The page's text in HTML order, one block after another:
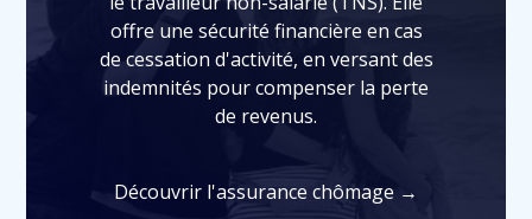
offre une sécurité financière en cas
de cessation d'activité, en versant des
indemnités pour compenser la perte
de revenus.
Découvrir l'assurance chômage →